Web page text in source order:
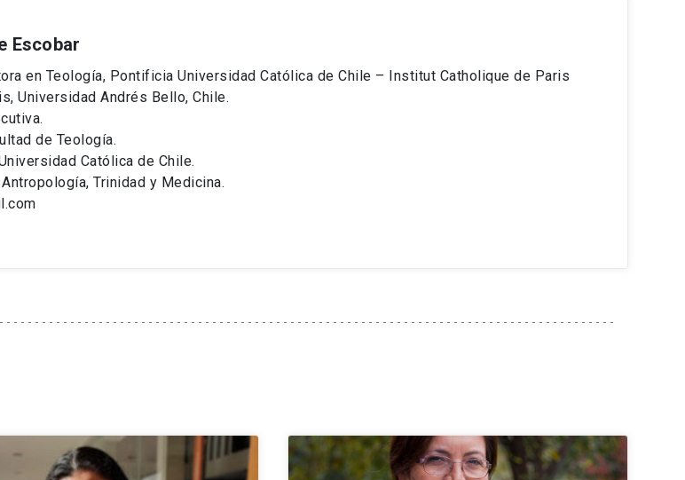
Escobar
en Teología, Pontificia Universidad Católica de Chile – Institut Catholique de Paris
Universidad Andrés Bello, Chile.
de Teología.
Católica de Chile.
Antropología, Trinidad y Medicina.